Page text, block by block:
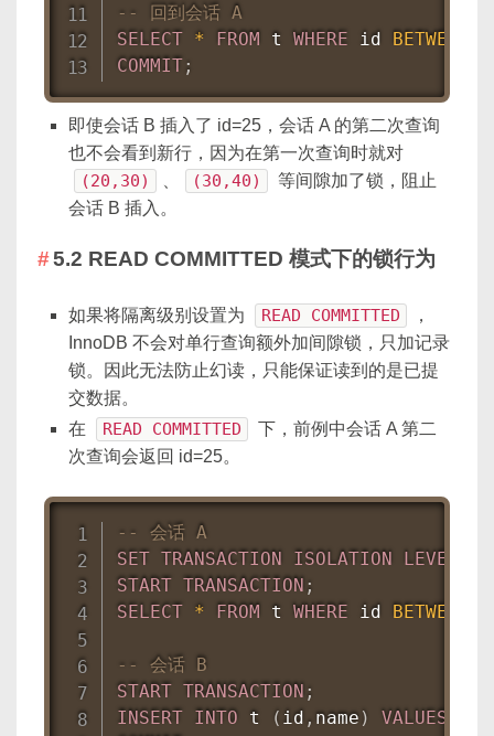
-- 回到会话 A
SELECT
* FROM t WHERE id BETWEEN
COMMIT;
即使会话 B 插入了 id=25，会话 A 的第二次查询
也不会看到新行，因为在第一次查询时就对
(20,30) (30,40)
等间隙加了锁，阻止
会话 B 插入。
5.2 READ COMMITTED 模式下的锁行为
如果将隔离级别设置为 READ COMMITTED
，
InnoDB 不会对单行查询额外加间隙锁，只加记录
锁。因此无法防止幻读，只能保证读到的是已提
交数据。
在
READ COMMITTED
下，前例中会话 A 第二
次查询会返回 id=25。
-- 会话 A
SET TRANSACTION ISOLATION LEVEL
START TRANSACTION ;
SELECT
* FROM t WHERE id BETWEEN
-- 会话 B
START TRANSACTION ;
INSERT
INTO t ( id , name ) VALUES